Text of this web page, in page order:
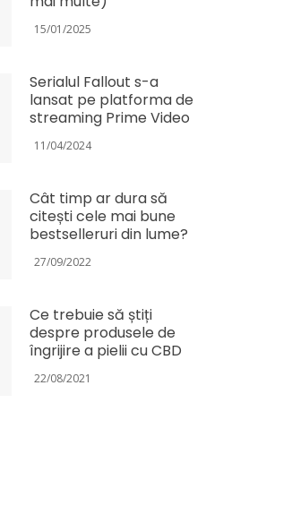
15/01/2025
Serialul Fallout s-a
lansat pe platforma de
streaming Prime Video
11/04/2024
Cât timp ar dura să
citești cele mai bune
bestselleruri din lume?
27/09/2022
Ce trebuie să știți
despre produsele de
îngrijire a pielii cu CBD
22/08/2021